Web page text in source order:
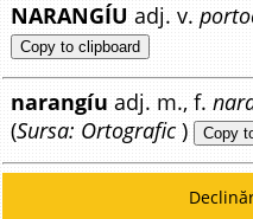
NARANGÍU adj. v.
Copy to clipboard
narangíuadj. m., f.
(Sursa: Ortografic ) Copy